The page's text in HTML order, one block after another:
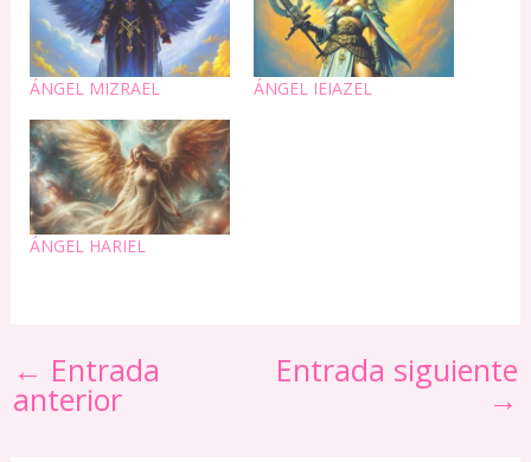
ÁNGEL MIZRAEL ÁNGEL IEIAZEL
ÁNGEL HARIEL
← Entrada
anterior
Entrada siguiente
→